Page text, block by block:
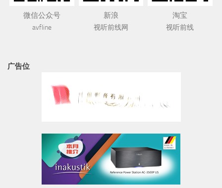
微信公众号
avfline
新浪
视听前线网
淘宝
视听前线
广告位